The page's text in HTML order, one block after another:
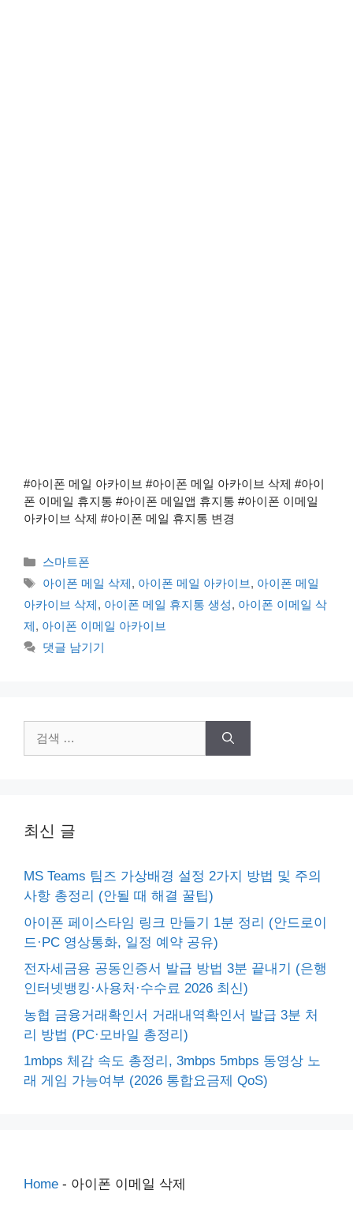
#아이폰 메일 아카이브 #아이폰 메일 아카이브 삭제 #아이
폰 이메일 휴지통 #아이폰 메일앱 휴지통 #아이폰 이메일
아카이브 삭제 #아이폰 메일 휴지통 변경
카
테
고
리
스마트폰
태
그
아이폰 메일 삭제, 아이폰 메일 아카이브, 아이폰 메일
아카이브 삭제, 아이폰 메일 휴지통 생성, 아이폰 이메일 삭
제, 아이폰 이메일 아카이브
댓글 남기기
최신 글
MS Teams 팀즈 가상배경 설정 2가지 방법 및 주의
사항 총정리 (안될 때 해결 꿀팁)
아이폰 페이스타임 링크 만들기 1분 정리 (안드로이
드·PC 영상통화, 일정 예약 공유)
전자세금용 공동인증서 발급 방법 3분 끝내기 (은행
인터넷뱅킹·사용처·수수료 2026 최신)
농협 금융거래확인서 거래내역확인서 발급 3분 처
리 방법 (PC·모바일 총정리)
1mbps 체감 속도 총정리, 3mbps 5mbps 동영상 노
래 게임 가능여부 (2026 통합요금제 QoS)
Home - 아이폰 이메일 삭제